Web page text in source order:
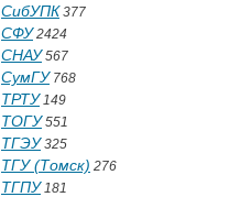
СибУПК 377
СФУ2424
СНАУ567
СумГУ768
ТРТУ149
ТОГУ551
ТГЭУ325
ТГУ (Томск) 276
ТГПУ181